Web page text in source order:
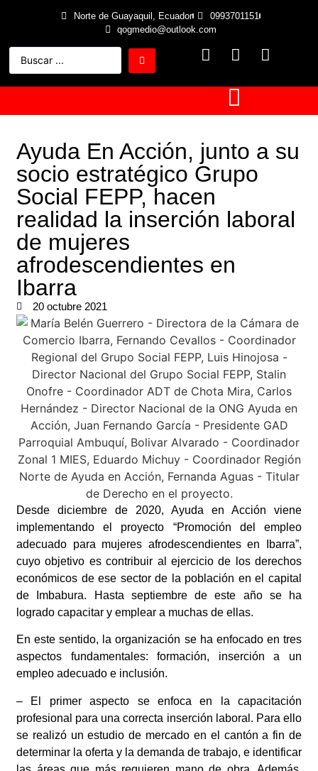
Norte de Guayaquil, Ecuador
0993701151
qogmedio@outlook.com
Ayuda En Acción, junto a su
socio estratégico Grupo
Social FEPP, hacen
realidad la inserción laboral
de mujeres
afrodescendientes en
Ibarra
20 octubre 2021
Desde diciembre de 2020, Ayuda en Acción viene
implementando el proyecto “Promoción del empleo
adecuado para mujeres afrodescendientes en Ibarra”,
cuyo objetivo es contribuir al ejercicio de los derechos
económicos de ese sector de la población en el capital
de Imbabura. Hasta septiembre de este año se ha
logrado capacitar y emplear a muchas de ellas.
En este sentido, la organización se ha enfocado en tres
aspectos fundamentales: formación, inserción a un
empleo adecuado e inclusión.
– El primer aspecto se enfoca en la capacitación
profesional para una correcta inserción laboral. Para ello
se realizó un estudio de mercado en el cantón a fin de
determinar la oferta y la demanda de trabajo, e identificar